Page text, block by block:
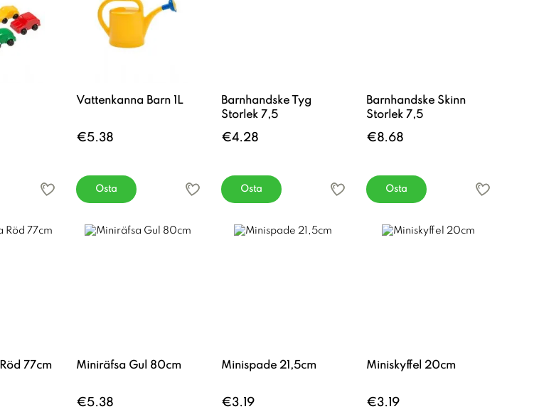
Vattenkanna Barn 1L
€5.38
Osta
Barnhandske Tyg
Storlek 7,5
€4.28
Osta
Barnhandske Skinn
Storlek 7,5
€8.68
Osta
77cm Miniräfsa Gul 80cm
€5.38
Minispade 21,5cm
€3.19
Miniskyffel 20cm
€3.19